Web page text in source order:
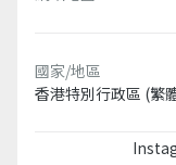
國家/地區
香港特別行政區 (繁